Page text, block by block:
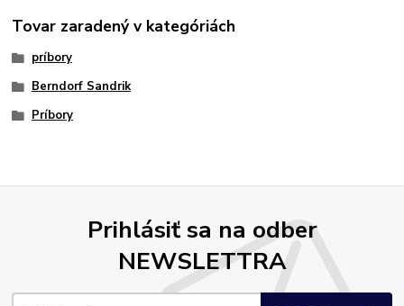
Tovar zaradený v kategóriách
príbory
Berndorf Sandrik
Príbory
Prihlásiť sa na odber
NEWSLETTRA